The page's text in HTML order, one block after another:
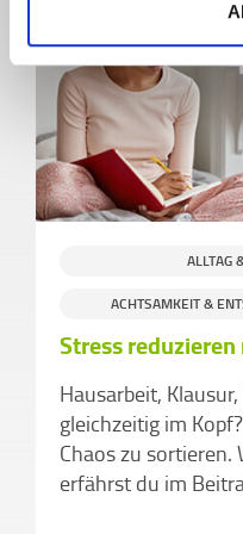
ALLTAG
ACHTSAMKEIT &
Stress
Hausarbeit,
gleichzeitig im
Chaos zu sortieren.
erfährst du im